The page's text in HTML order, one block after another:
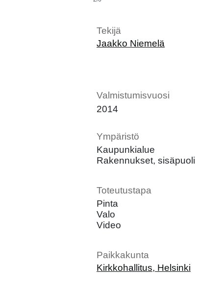
Tekijä
Jaakko Niemelä
Valmistumisvuosi
2014
Ympäristö
Kaupunkialue
Rakennukset, sisäpuoli
Toteutustapa
Pinta
Valo
Video
Paikkakunta
Kirkkohallitus, Helsinki